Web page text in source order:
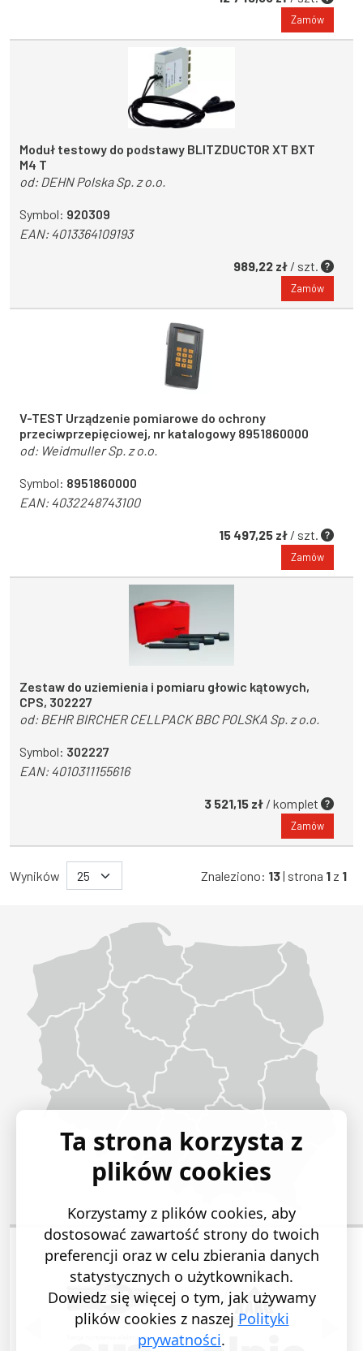
Zamów
Moduł testowy do podstawy BLITZDUCTOR XT BXT
M4 T
od: DEHN Polska Sp. z o.o.
Symbol: 920309
EAN:4013364109193
989,22 zł / szt.
Zamów
V-TEST Urządzenie pomiarowe do ochrony
przeciwprzepięciowej, nr katalogowy 8951860000
od: Weidmuller Sp. z o.o.
Symbol: 8951860000
EAN:4032248743100
15 497,25 zł / szt.
Zamów
Zestaw do uziemienia i pomiaru głowic kątowych,
CPS, 302227
od: BEHR BIRCHER CELLPACK BBC POLSKA Sp. z o.o.
Symbol: 302227
EAN:4010311155616
3 521,15 zł / komplet
Zamów
Wyników Znaleziono: 13| strona 1 z 1
POPRZEDNI SLAJD
Ta strona korzysta z
plików cookies
Korzystamy z plików cookies, aby
dostosować zawartość strony do twoich
preferencji oraz w celu zbierania danych
statystycznych o użytkownikach.
Dowiedz się więcej o tym, jak używamy
plików cookies z naszej Polityki
prywatności.